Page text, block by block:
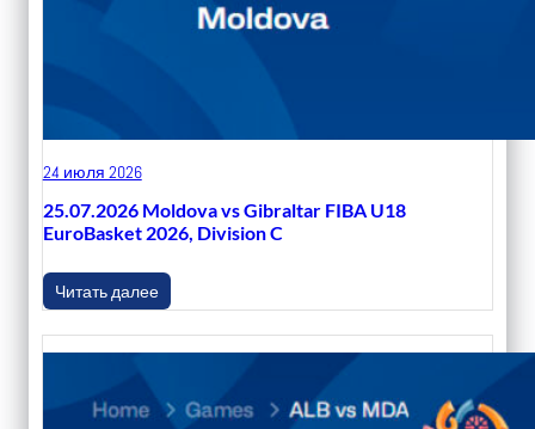
24 июля 2026
25.07.2026 Moldova vs Gibraltar FIBA U18
EuroBasket 2026, Division C
Читать далее